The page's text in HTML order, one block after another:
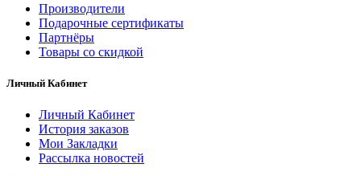
Производители
Подарочные сертификаты
Партнёры
Товары со скидкой
Личный Кабинет
Личный Кабинет
История заказов
Мои Закладки
Рассылка новостей